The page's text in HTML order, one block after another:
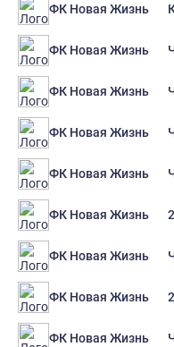
ФК Новая Жизнь
ФК Новая Жизнь
ФК Новая Жизнь
ФК Новая Жизнь
ФК Новая Жизнь
ФК Новая Жизнь
ФК Новая Жизнь
ФК Новая Жизнь
ФК Новая Жизнь